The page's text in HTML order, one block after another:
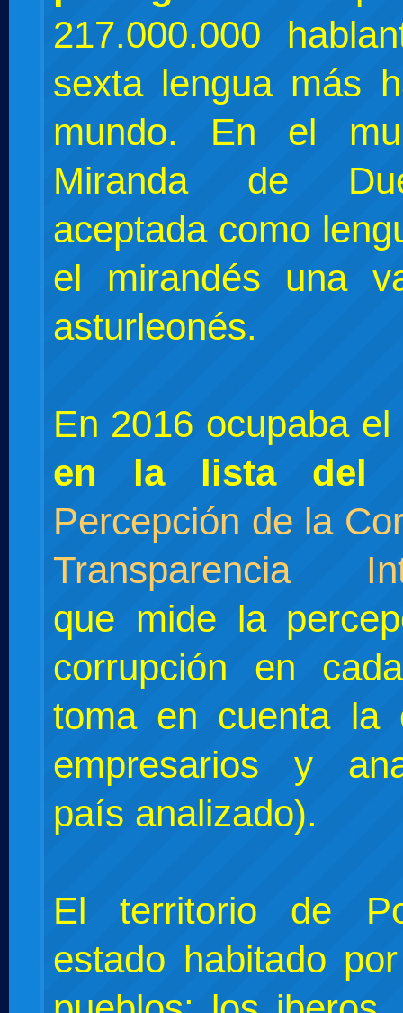
217.000.000
sexta lengua más
mundo. En el
Miranda de
aceptada como
el mirandés una
asturleonés.
En 2016 ocupaba el
en la lista del
Percepción de la
Transparencia
que mide la
corrupción en
toma en cuenta la
empresarios y
país analizado).
El territorio de
estado habitado